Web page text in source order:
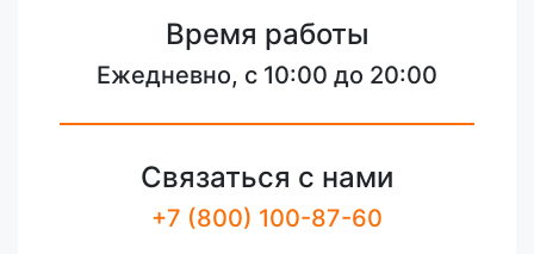
Время работы
Ежедневно, с 10:00 до 20:00
Связаться с нами
+7 (800) 100-87-60